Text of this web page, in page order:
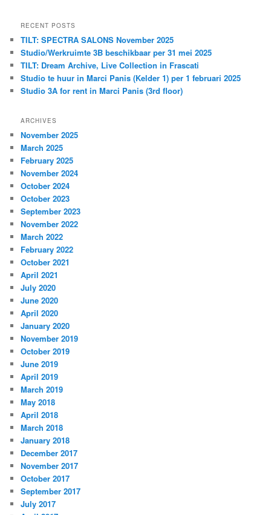
RECENT POSTS
TILT: SPECTRA SALONS November 2025
Studio/Werkruimte 3B beschikbaar per 31 mei 2025
TILT: Dream Archive, Live Collection in Frascati
Studio te huur in Marci Panis (Kelder 1) per 1 februari 2025
Studio 3A for rent in Marci Panis (3rd floor)
ARCHIVES
November 2025
March 2025
February 2025
November 2024
October 2024
October 2023
September 2023
November 2022
March 2022
February 2022
October 2021
April 2021
July 2020
June 2020
April 2020
January 2020
November 2019
October 2019
June 2019
April 2019
March 2019
May 2018
April 2018
March 2018
January 2018
December 2017
November 2017
October 2017
September 2017
July 2017